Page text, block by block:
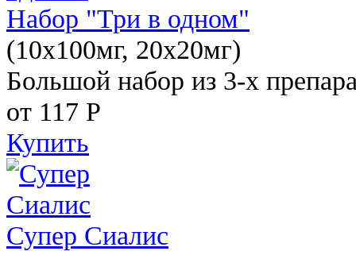
Набор "Три в одном"
(10x100мг, 20x20мг)
Большой набор из 3-х
от 117 Р
Купить
Супер Сиалис